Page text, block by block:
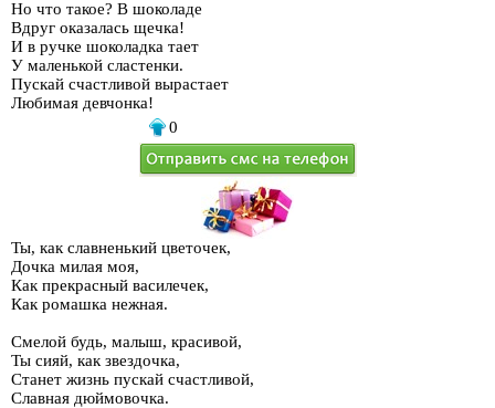
Но что такое? В шоколаде
Вдруг оказалась щечка!
И в ручке шоколадка тает
У маленькой сластенки.
Пускай счастливой вырастает
Любимая девчонка!
0
Ты, как славненький цветочек,
Дочка милая моя,
Как прекрасный василечек,
Как ромашка нежная.
Смелой будь, малыш, красивой,
Ты сияй, как звездочка,
Станет жизнь пускай счастливой,
Славная дюймовочка.